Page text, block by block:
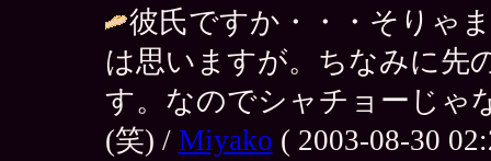
彼氏ですか・・・そりゃ
は思いますが。ちなみに先
す。なのでシャチョーじゃ
(笑) / Miyako ( 2003-08-30